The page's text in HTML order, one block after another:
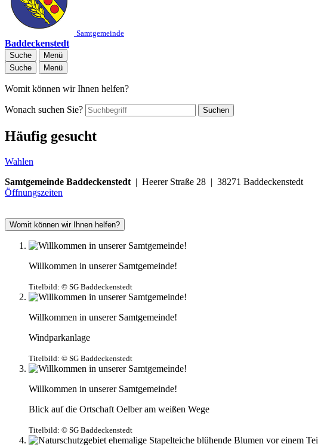
Samtgemeinde
Baddeckenstedt
Suche
Menü
Suche
Menü
Womit können wir Ihnen helfen?
Wonach suchen Sie? Suchen
Häufig gesucht
Wahlen
Samtgemeinde Baddeckenstedt | Heerer Straße 28 | 38271 Baddeckenstedt
Öffnungszeiten
Womit können wir Ihnen helfen?
Willkommen in unserer Samtgemeinde!
Titelbild: © SG Baddeckenstedt
Willkommen in unserer Samtgemeinde!
Windparkanlage
Titelbild: © SG Baddeckenstedt
Willkommen in unserer Samtgemeinde!
Blick auf die Ortschaft Oelber am weißen Wege
Titelbild: © SG Baddeckenstedt